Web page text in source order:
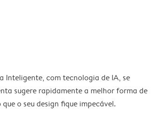
Inteligente, com tecnologia de IA, se
sugere rapidamente a melhor forma de
o seu design fique impecável.